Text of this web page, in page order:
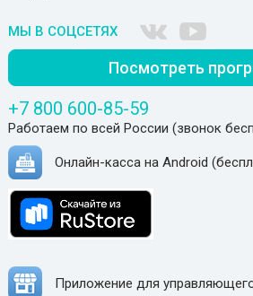
МЫ В СОЦСЕТЯХ
Посмотреть
+7 800 600-85-59
Работаем по всей России (звонок
Онлайн-касса на Android
Приложение для